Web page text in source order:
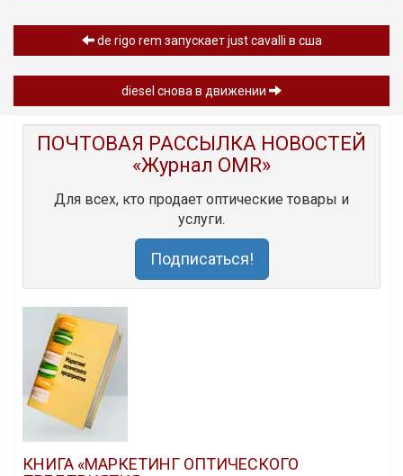
de rigo rem запускает just cavalli в сша
diesel снова в движении
ПОЧТОВАЯ РАССЫЛКА НОВОСТЕЙ
«Журнал OMR»
Для всех, кто продает оптические товары и
услуги.
Подписаться!
КНИГА «МАРКЕТИНГ ОПТИЧЕСКОГО